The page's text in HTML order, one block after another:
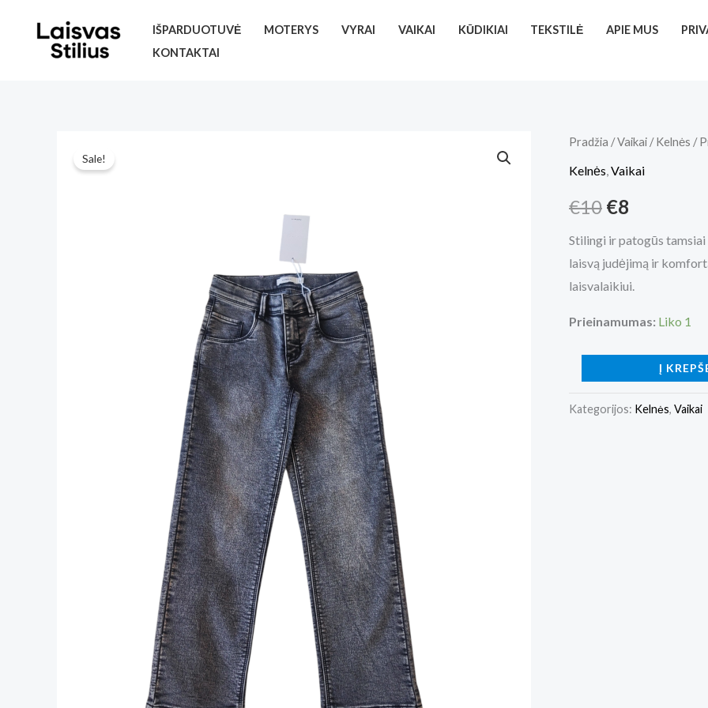
IŠPARDUOTUVĖ MOTERYS VYRAI VAIKAI KŪDIKIAI TEKSTILĖ APIE MUS
KONTAKTAI
Sale!
Pradžia /Vaikai /Kelnės /
Kelnės Vaikai
€10
Original
price
was:
€10.
€8
Current
price
€8.
Stilingi ir patogūs
laisvą judėjimą ir
laisvalaikiui.
Prieinamumas: Liko 1
produkto
kiekis:
džinsai
mergaitei
128
cm
Į
Kategorijos: Kelnės, Vaikai